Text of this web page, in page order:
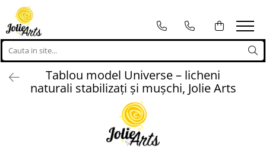
Tablouri
Tablouri cu licheni, muschi si
plante naturale stabilizate
Tablouri licheni
Proiecte personalizate
Proiecte personalizate
Logo-uri personalizate
Tablou model Universe – licheni
naturali stabilizați și mușchi, Jolie Arts